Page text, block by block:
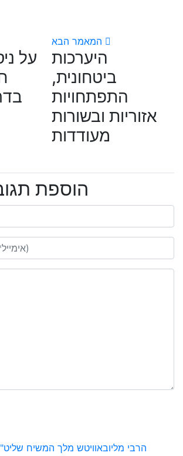
על
היערכות
ביטחונית,
התפתחויות
אזוריות ובשורות
מעודדות
הוספת
הרבי מליובאוויטש מלך המשיח